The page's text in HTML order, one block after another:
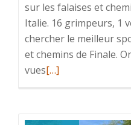
sur les falaises et
Italie. 16 grimpeurs, 1
chercher le meilleur
et chemins de Finale.
vuesEn
[…]